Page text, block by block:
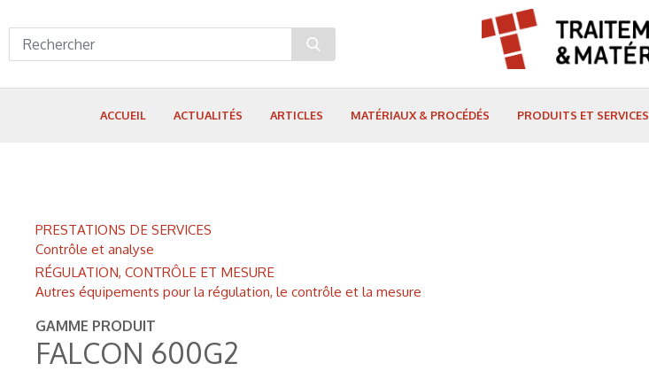
ACCUEIL ACTUALITÉS ARTICLES MATÉRIAUX & PROCÉDÉS PRODUITS ET SERVICES
PRESTATIONS DE SERVICES
Contrôle et analyse
RÉGULATION, CONTRÔLE ET MESURE
Autres équipements pour la régulation, le contrôle et la mesure
GAMME PRODUIT
FALCON 600G2